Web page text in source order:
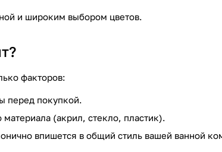
и широким выбором цветов.
факторов:
перед покупкой.
(акрил, стекло, пластик).
впишется в общий стиль вашей ванной